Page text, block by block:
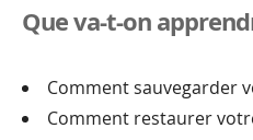
Que va-t-on
Comment sauvegarder
Comment restaurer